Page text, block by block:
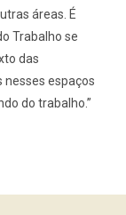
áreas. É
Trabalho se
das
nesses espaços
do trabalho.”